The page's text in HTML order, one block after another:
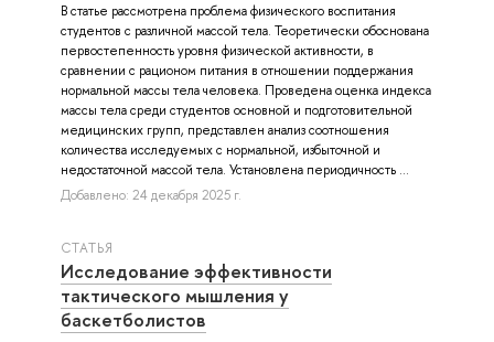
В статье рассмотрена проблема физического воспитания
студентов с различной массой тела. Теоретически обоснована
первостепенность уровня физической активности, в
сравнении с рационом питания в отношении поддержания
нормальной массы тела человека. Проведена оценка индекса
массы тела среди студентов основной и подготовительной
медицинских групп, представлен анализ соотношения
количества исследуемых с нормальной, избыточной и
недостаточной массой тела. Установлена периодичность ...
Добавлено: 24 декабря 2025 г.
СТАТЬЯ
Исследование эффективности
тактического мышления у
баскетболистов